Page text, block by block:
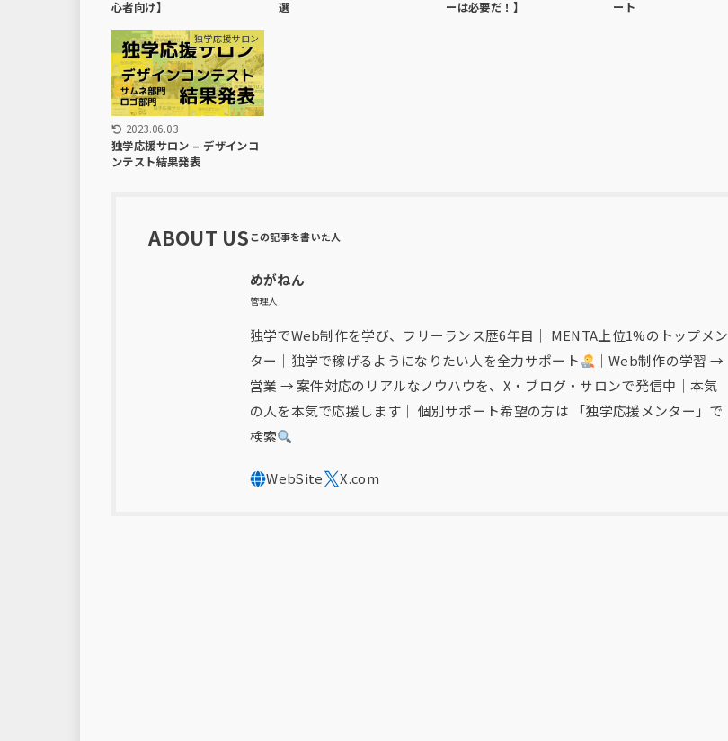
心者向け】
選
ーは必要だ！】
ート
独学応援サロン
2023.06.03
独学応援サロン – デザインコ
ンテスト結果発表
ABOUT US
めがねん
管理人
独学でWeb制作を学び、フリーランス歴6年目｜ MENTA上位1%のトップメン
ター｜独学で稼げるようになりたい人を全力サポート
｜Web制作の学習 →
営業 → 案件対応のリアルなノウハウを、X・ブログ・サロンで発信中｜本気
の人を本気で応援します｜ 個別サポート希望の方は 「独学応援メンター」で
検索